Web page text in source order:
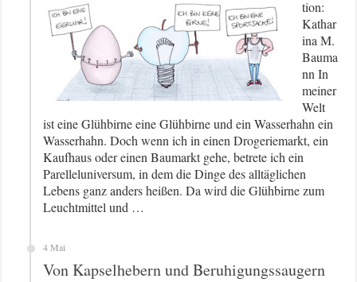
tion:
Kathar
ina M.
Bauma
nn In
meiner
Welt
ist eine Glühbirne eine Glühbirne und ein Wasserhahn ein
Wasserhahn. Doch wenn ich in einen Drogeriemarkt, ein
Kaufhaus oder einen Baumarkt gehe, betrete ich ein
Parelleluniversum, in dem die Dinge des alltäglichen
Lebens ganz anders heißen. Da wird die Glühbirne zum
Leuchtmittel und …
4 Mai
Von Kapselhebern und Beruhigungssaugern